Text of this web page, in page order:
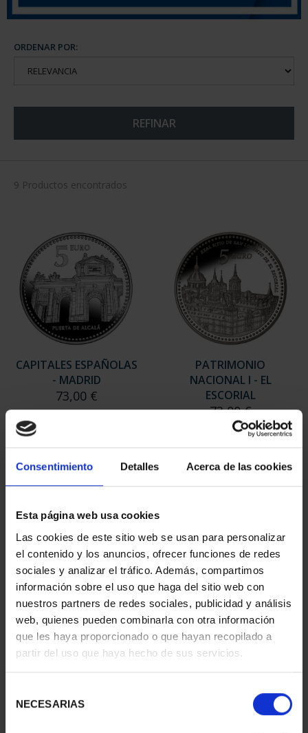
Consentimiento Detalles Acerca de las cookies
Esta página web usa cookies
Las cookies de este sitio web se usan para personalizar
el contenido y los anuncios, ofrecer funciones de redes
sociales y analizar el tráfico. Además, compartimos
información sobre el uso que haga del sitio web con
nuestros partners de redes sociales, publicidad y análisis
web, quienes pueden combinarla con otra información
que les haya proporcionado o que hayan recopilado a
partir del uso que haya hecho de sus servicios.
NECESARIAS
ORDENAR POR:
REFINAR
9 Productos encontrados
CAPITALES ESPAÑOLAS
- MADRID
73,00 €
PATRIMONIO
NACIONAL I - EL
ESCORIAL
73,00 €
PATRIMONIO
NACIONAL II - PALACIO
REAL DE...
73,00 €
CIUDADES PATRIMONIO
- ALCALÁ DE HENARES
73,00 €